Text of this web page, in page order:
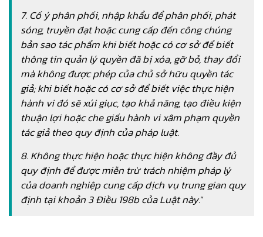
7. Cố ý phân phối, nhập khẩu để phân phối, phát
sóng, truyền đạt hoặc cung cấp đến công chúng
bản sao tác phẩm khi biết hoặc có cơ sở để biết
thông tin quản lý quyền đã bị xóa, gỡ bỏ, thay đổi
mà không được phép của chủ sở hữu quyền tác
giả; khi biết hoặc có cơ sở để biết việc thực hiện
hành vi đó sẽ xúi giục, tạo khả năng, tạo điều kiện
thuận lợi hoặc che giấu hành vi xâm phạm quyền
tác giả theo quy định của pháp luật.
8. Không thực hiện hoặc thực hiện không đầy đủ
quy định để được miễn trừ trách nhiệm pháp lý
của doanh nghiệp cung cấp dịch vụ trung gian quy
định tại khoản 3 Điều 198b của Luật này.”